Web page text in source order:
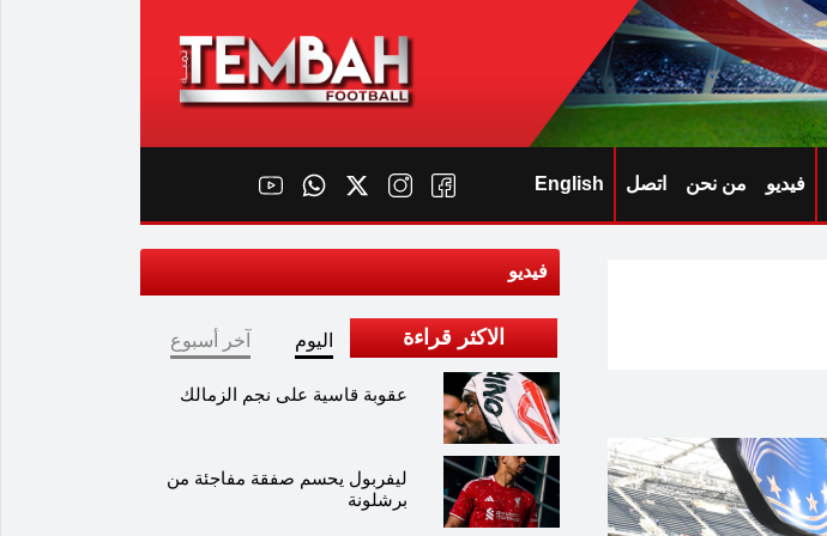
فيديو من نحن اتصل English
فيديو
الاكثر قراءة اليوم آخر أسبوع
عقوبة قاسية على نجم الزمالك
ليفربول يحسم صفقة مفاجئة من
برشلونة